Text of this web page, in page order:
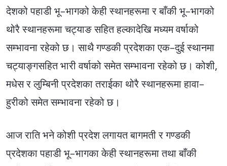
देशको पहाडी भू–भागको केही स्थानहरूमा र बाँकी भू–भागको
थोरै स्थानहरूमा चट्याङ सहित हल्कादेखि मध्यम वर्षाको
सम्भावना रहेको छ। साथै गण्डकी प्रदेशका एक–दुई स्थानमा
चट्याङ्गसहित भारी वर्षाको समेत सम्भावना रहेको छ। कोशी,
मधेस र लुम्बिनी प्रदेशका तराईका थोरै स्थानहरूमा हावा–
हुरीको समेत सम्भावना रहेको छ।
आज राति भने कोशी प्रदेश लगायत बागमती र गण्डकी
प्रदेशका पहाडी भू–भागका केही स्थानहरूमा तथा बाँकी